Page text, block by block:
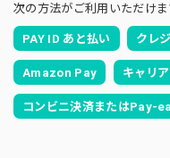
次の方法がご利用いただけま
PAY ID あと払い クレ
Amazon Pay キャリ
コンビニ決済またはPay-